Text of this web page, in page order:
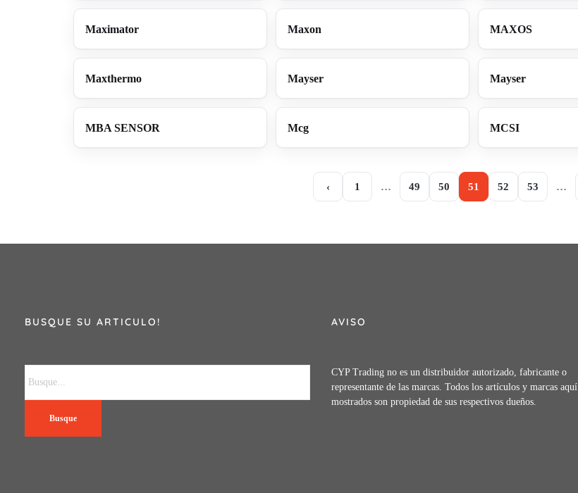
Maximator Maxon MAXOS
Maxthermo Mayser Mayser
MBA SENSOR Mcg MCSI
‹ 1 … 49 50 51 52 53 …
BUSQUE SU ARTICULO!
Busque
AVISO
CYP Trading no es un distribuidor autorizado, fabricante o
representante de las marcas. Todos los artículos y marcas aquí
mostrados son propiedad de sus respectivos dueños.